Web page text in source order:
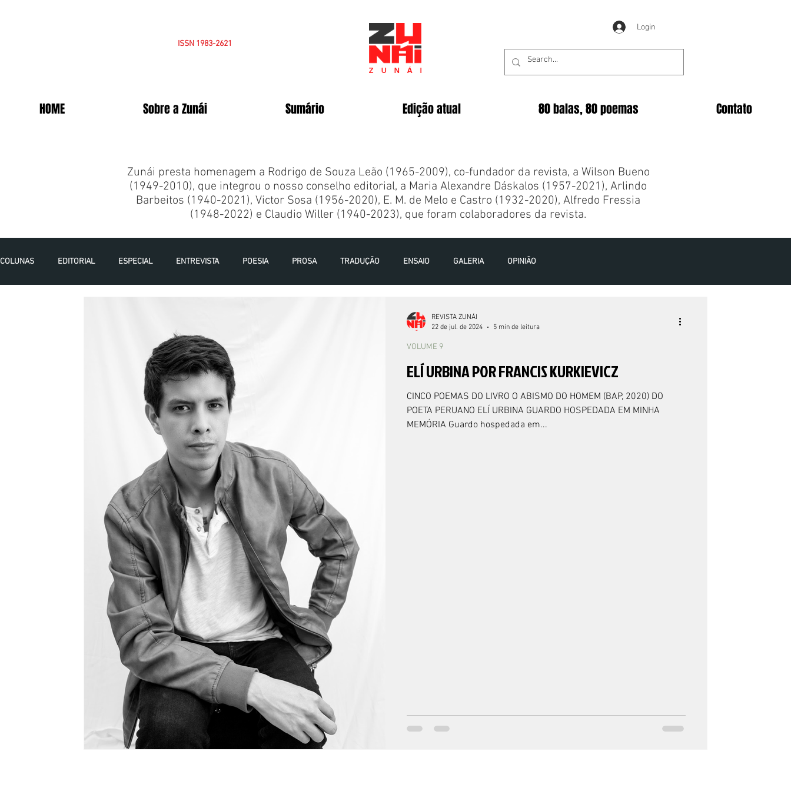
ISSN 1983-2621
Login
HOME Sobre a Zunái Sumário Edição atual 80 balas, 80 poemas Contato
Zunái presta homenagem a Rodrigo de Souza Leão (1965-2009), co-fundador da revista, a Wilson Bueno
(1949-2010), que integrou o nosso conselho editorial, a Maria Alexandre Dáskalos (1957-2021), Arlindo
Barbeitos (1940-2021), Victor Sosa (1956-2020), E. M. de Melo e Castro (1932-2020), Alfredo Fressia
(1948-2022) e Claudio Willer (1940-2023), que foram colaboradores da revista.
COLUNAS EDITORIAL ESPECIAL ENTREVISTA POESIA PROSA TRADUÇÃO ENSAIO GALERIA OPINIÃO
VOLUME 9
ELÍ URBINA POR FRANCIS KURKIEVICZ
CINCO POEMAS DO LIVRO O ABISMO DO HOMEM (BAP, 2020) DO
POETA PERUANO ELÍ URBINA GUARDO HOSPEDADA EM MINHA
MEMÓRIA Guardo hospedada em...
VOLUME 9
REVISTA ZUNÁI
22 de jul. de 2024
5 min de leitura